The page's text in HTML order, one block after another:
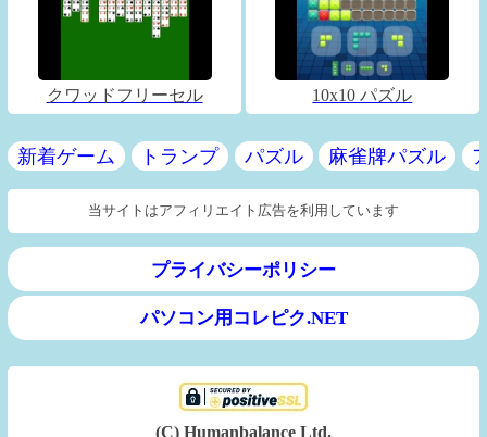
クワッドフリーセル 10x10 パズル
新着ゲーム トランプ パズル 麻雀牌パズル
当サイトはアフィリエイト広告を利用しています
プライバシーポリシー
パソコン用コレピク.NET
(C) Humanbalance Ltd.